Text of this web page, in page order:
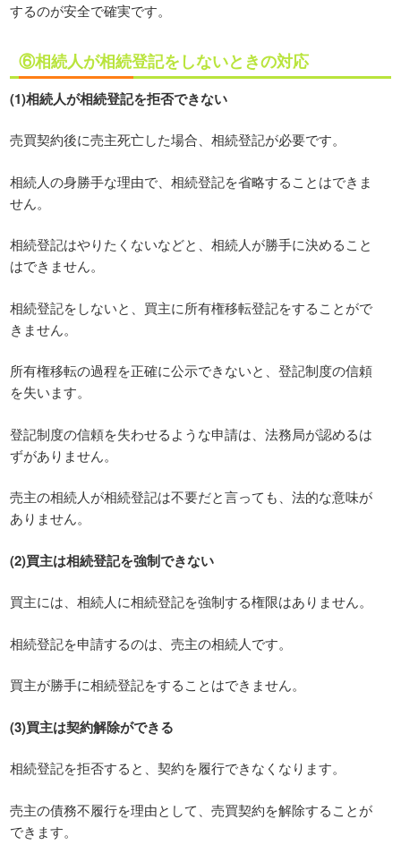
するのが安全で確実です。
⑥相続人が相続登記をしないときの対応
(1)相続人が相続登記を拒否できない
売買契約後に売主死亡した場合、相続登記が必要です。
相続人の身勝手な理由で、相続登記を省略することはできま
せん。
相続登記はやりたくないなどと、相続人が勝手に決めること
はできません。
相続登記をしないと、買主に所有権移転登記をすることがで
きません。
所有権移転の過程を正確に公示できないと、登記制度の信頼
を失います。
登記制度の信頼を失わせるような申請は、法務局が認めるは
ずがありません。
売主の相続人が相続登記は不要だと言っても、法的な意味が
ありません。
(2)買主は相続登記を強制できない
買主には、相続人に相続登記を強制する権限はありません。
相続登記を申請するのは、売主の相続人です。
買主が勝手に相続登記をすることはできません。
(3)買主は契約解除ができる
相続登記を拒否すると、契約を履行できなくなります。
売主の債務不履行を理由として、売買契約を解除することが
できます。